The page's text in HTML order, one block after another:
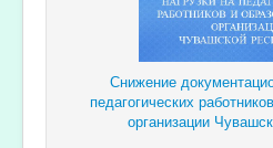
Снижение
педагогических
организации